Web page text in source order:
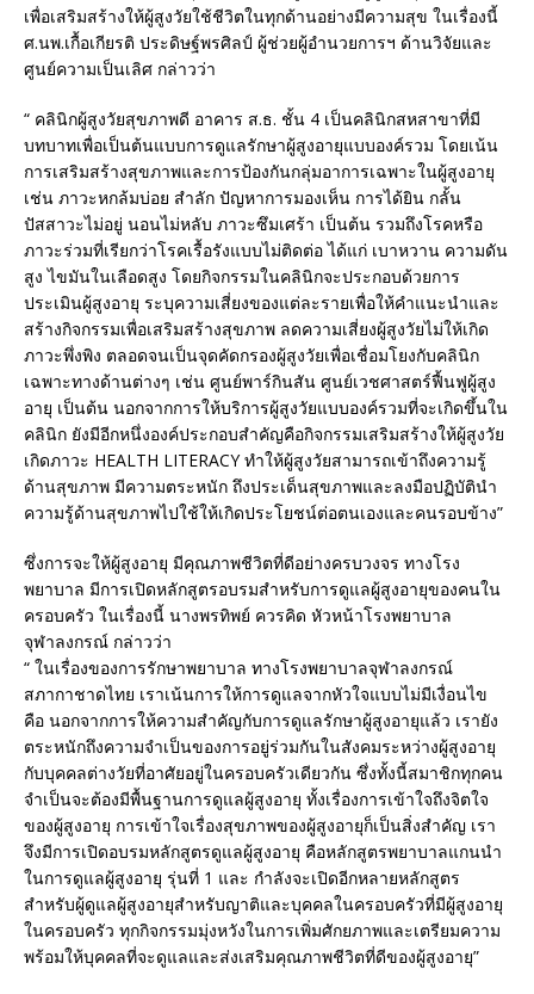
เพื่อเสริมสร้างให้ผู้สูงวัยใช้ชีวิตในทุกด้านอย่างมีความสุข ในเรื่องนี้
ศ.นพ.เกื้อเกียรติ ประดิษฐ์พรศิลป์ ผู้ช่วยผู้อำนวยการฯ ด้านวิจัยและ
ศูนย์ความเป็นเลิศ กล่าวว่า
“ คลินิกผู้สูงวัยสุขภาพดี อาคาร ส.ธ. ชั้น 4 เป็นคลินิกสหสาขาที่มี
บทบาทเพื่อเป็นต้นแบบการดูแลรักษาผู้สูงอายุแบบองค์รวม โดยเน้น
การเสริมสร้างสุขภาพและการป้องกันกลุ่มอาการเฉพาะในผู้สูงอายุ
เช่น ภาวะหกล้มบ่อย สำลัก ปัญหาการมองเห็น การได้ยิน กลั้น
ปัสสาวะไม่อยู่ นอนไม่หลับ ภาวะซึมเศร้า เป็นต้น รวมถึงโรคหรือ
ภาวะร่วมที่เรียกว่าโรคเรื้อรังแบบไม่ติดต่อ ได้แก่ เบาหวาน ความดัน
สูง ไขมันในเลือดสูง โดยกิจกรรมในคลินิกจะประกอบด้วยการ
ประเมินผู้สูงอายุ ระบุความเสี่ยงของแต่ละรายเพื่อให้คำแนะนำและ
สร้างกิจกรรมเพื่อเสริมสร้างสุขภาพ ลดความเสี่ยงผู้สูงวัยไม่ให้เกิด
ภาวะพึ่งพิง ตลอดจนเป็นจุดคัดกรองผู้สูงวัยเพื่อเชื่อมโยงกับคลินิก
เฉพาะทางด้านต่างๆ เช่น ศูนย์พาร์กินสัน ศูนย์เวชศาสตร์ฟื้นฟูผู้สูง
อายุ เป็นต้น นอกจากการให้บริการผู้สูงวัยแบบองค์รวมที่จะเกิดขึ้นใน
คลินิก ยังมีอีกหนึ่งองค์ประกอบสำคัญคือกิจกรรมเสริมสร้างให้ผู้สูงวัย
เกิดภาวะ HEALTH LITERACY ทำให้ผู้สูงวัยสามารถเข้าถึงความรู้
ด้านสุขภาพ มีความตระหนัก ถึงประเด็นสุขภาพและลงมือปฏิบัตินำ
ความรู้ด้านสุขภาพไปใช้ให้เกิดประโยชน์ต่อตนเองและคนรอบข้าง”
ซึ่งการจะให้ผู้สูงอายุ มีคุณภาพชีวิตที่ดีอย่างครบวงจร ทางโรง
พยาบาล มีการเปิดหลักสูตรอบรมสำหรับการดูแลผู้สูงอายุของคนใน
ครอบครัว ในเรื่องนี้ นางพรทิพย์ ควรคิด หัวหน้าโรงพยาบาล
จุฬาลงกรณ์ กล่าวว่า
“ ในเรื่องของการรักษาพยาบาล ทางโรงพยาบาลจุฬาลงกรณ์
สภากาชาดไทย เราเน้นการให้การดูแลจากหัวใจแบบไม่มีเงื่อนไข
คือ นอกจากการให้ความสำคัญกับการดูแลรักษาผู้สูงอายุแล้ว เรายัง
ตระหนักถึงความจำเป็นของการอยู่ร่วมกันในสังคมระหว่างผู้สูงอายุ
กับบุคคลต่างวัยที่อาศัยอยู่ในครอบครัวเดียวกัน ซึ่งทั้งนี้สมาชิกทุกคน
จำเป็นจะต้องมีพื้นฐานการดูแลผู้สูงอายุ ทั้งเรื่องการเข้าใจถึงจิตใจ
ของผู้สูงอายุ การเข้าใจเรื่องสุขภาพของผู้สูงอายุก็เป็นสิ่งสำคัญ เรา
จึงมีการเปิดอบรมหลักสูตรดูแลผู้สูงอายุ คือหลักสูตรพยาบาลแกนนำ
ในการดูแลผู้สูงอายุ รุ่นที่ 1 และ กำลังจะเปิดอีกหลายหลักสูตร
สำหรับผู้ดูแลผู้สูงอายุสำหรับญาติและบุคคลในครอบครัวที่มีผู้สูงอายุ
ในครอบครัว ทุกกิจกรรมมุ่งหวังในการเพิ่มศักยภาพและเตรียมความ
พร้อมให้บุคคลที่จะดูแลและส่งเสริมคุณภาพชีวิตที่ดีของผู้สูงอายุ”